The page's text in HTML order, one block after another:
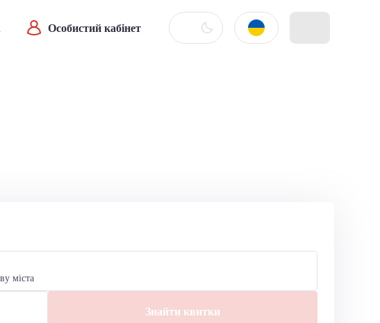
Особистий кабінет
Знайти квитки